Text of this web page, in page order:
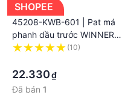
SHOPEE
45208-KWB-601 | Pat má
phanh dầu trước WINNER
150 / WINNER X
(10)
22.330₫
Đã bán 1